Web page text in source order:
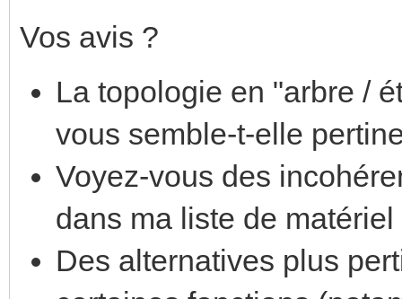
Vos avis ?
La topologie en "arbre /
vous semble-t-elle
Voyez-vous des
dans ma liste de matériel
Des alternatives plus